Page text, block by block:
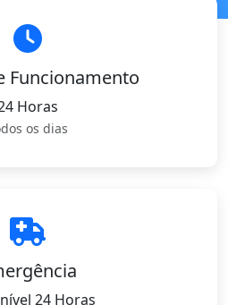
Funcionamento
Horas
os dias
24 Horas